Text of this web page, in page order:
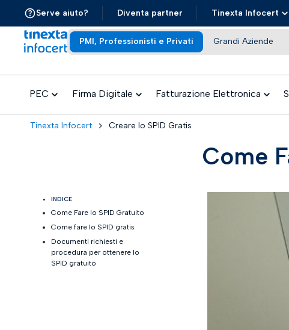
Serve aiuto? Diventa partner Tinexta Infocert
PMI, Professionisti e Privati Grandi Aziende
PEC Firma Digitale Fatturazione Elettronica
Tinexta Infocert Creare lo SPID Gratis
INDICE
Come Fare lo SPID Gratuito
Come fare lo SPID gratis​
Documenti richiesti e
procedura per ottenere lo
SPID gratuito​
Come